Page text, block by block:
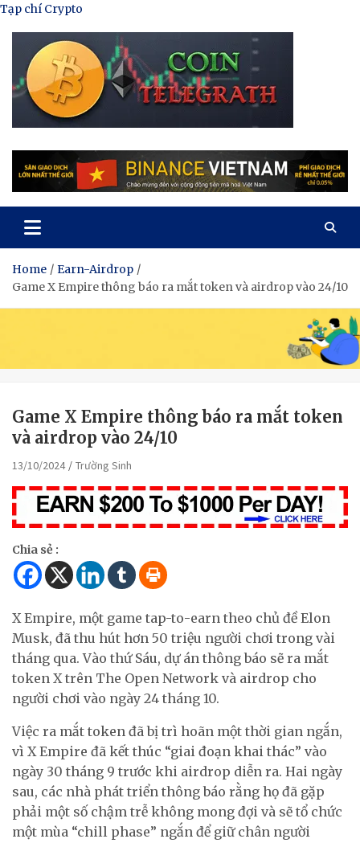
Skip
content
Tạp chí Crypto
Tạp Chí Tiền Mã Hóa
Home
Earn-Airdrop
Game X Empire thông báo ra mắt token và airdrop vào 24/10
Game X Empire thông báo ra mắt token
và airdrop vào 24/10
13/10/2024 Trường Sinh
Chia sẻ :
X Empire, một game tap-to-earn theo chủ đề Elon
Musk, đã thu hút hơn 50 triệu người chơi trong vài
tháng qua. Vào thứ Sáu, dự án thông báo sẽ ra mắt
token X trên The Open Network và airdrop cho
người chơi vào ngày 24 tháng 10.
Việc ra mắt token đã bị trì hoãn một thời gian ngắn,
vì X Empire đã kết thúc “giai đoạn khai thác” vào
ngày 30 tháng 9 trước khi airdrop diễn ra. Hai ngày
sau, các nhà phát triển thông báo rằng họ đã gặp
phải một số chậm trễ không mong đợi và sẽ tổ chức
một mùa “chill phase” ngắn để giữ chân người